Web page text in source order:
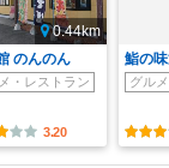
0.44km
のんのん
・レストラン
3.20
鮨の
グル